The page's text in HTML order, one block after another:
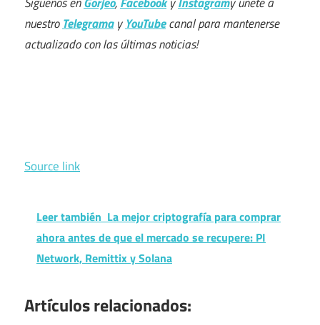
nuestroTelegramayYouTubecanal para mantenerse
actualizado con las últimas noticias!
Source link
Leer también La mejor criptografía para comprar
ahora antes de que el mercado se recupere: PI
Network, Remittix y Solana
Artículos relacionados: